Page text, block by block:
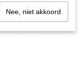
Nee, niet akkoord